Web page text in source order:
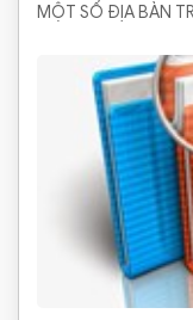
MỘT SỐ ĐỊA BÀN